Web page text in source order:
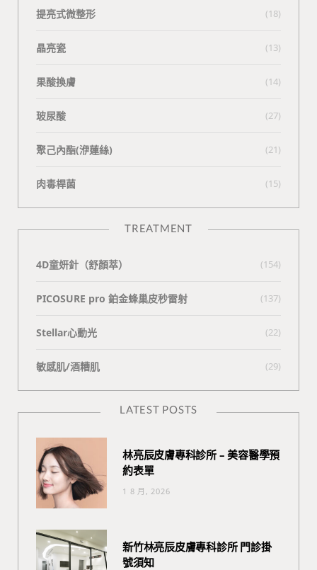
提亮式微整形 (18)
晶亮瓷 (13)
果酸換膚 (14)
玻尿酸 (27)
聚己內酯(洢蓮絲) (21)
肉毒桿菌 (15)
TREATMENT
4D童妍針（舒顏萃） (154)
PICOSURE pro 鉑金蜂巢皮秒雷射 (137)
Stellar心動光 (22)
敏感肌/酒糟肌 (29)
LATEST POSTS
林亮辰皮膚專科診所 – 美容醫學預
約表單
1 8 月, 2026
新竹林亮辰皮膚專科診所 門診掛
號須知